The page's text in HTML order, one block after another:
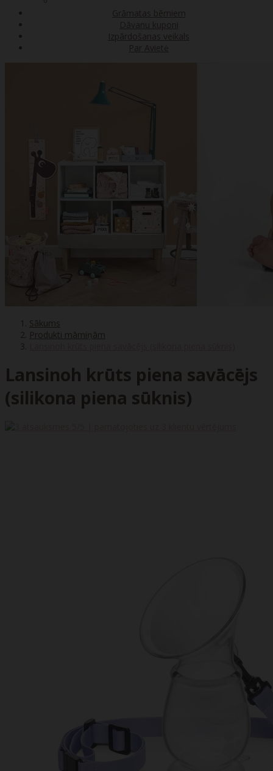
Grāmatas bērniem
Dāvanu kuponi
Izpārdošanas veikals
Par Avietė
Sākums
Produkti māmiņām
Lansinoh krūts piena savācējs
(silikona piena sūknis)